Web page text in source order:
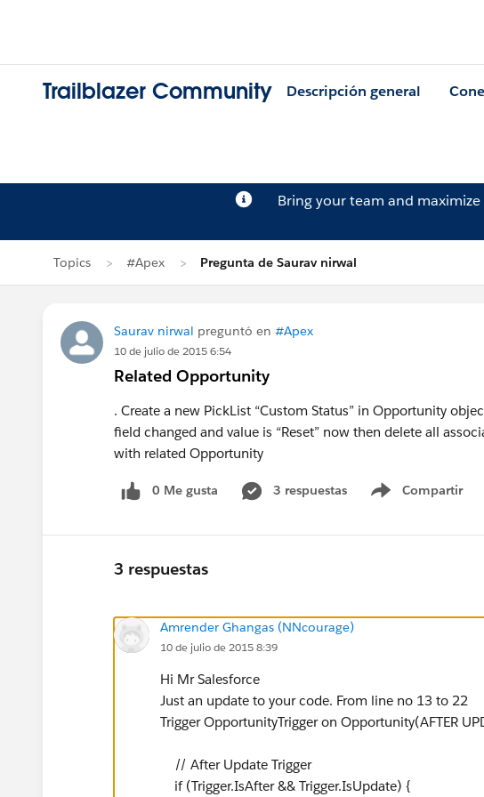
Trailblazer Community Descripción general
Bring your team and
Topics #Apex Pregunta de Saurav nirwal
Saurav nirwal preguntó en #Apex
10 de julio de 2015 6:54
Related Opportunity
. Create a new PickList “Custom Status” in Opportunity
field changed and value is “Reset” now then delete all
with related Opportunity
0 Me gusta 3 respuestas Compartir
Show menu
3 respuestas
Amrender Ghangas (NNcourage)
10 de julio de 2015 8:39
Hi Mr Salesforce
Just an update to your code. From line no 13 to 22
Trigger OpportunityTrigger on Opportunity(AFTER
// After Update Trigger
if (Trigger.IsAfter && Trigger.IsUpdate) {